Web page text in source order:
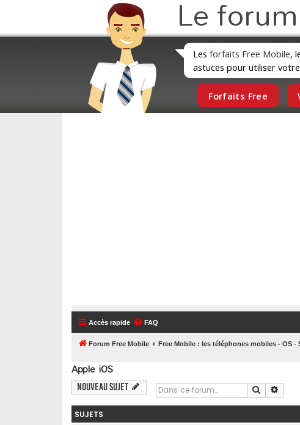
Le forum
Les forfaits Free Mobile,
astuces pour utiliser
Forfaits Free
Accès rapide FAQ
Forum Free Mobile Free Mobile : les téléphones mobiles - OS -
Apple iOS
Nouveau sujet Rechercher
SUJETS